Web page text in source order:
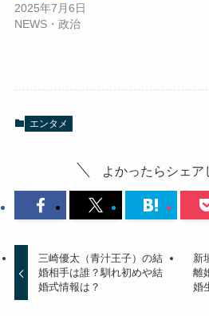
2025年7月6日
NEWS・政治
エンタメ
よかったらシェア
三崎優太（青汁王子）の結
婚相手は誰？馴れ初めや結
婚式情報は？
新
離
婚